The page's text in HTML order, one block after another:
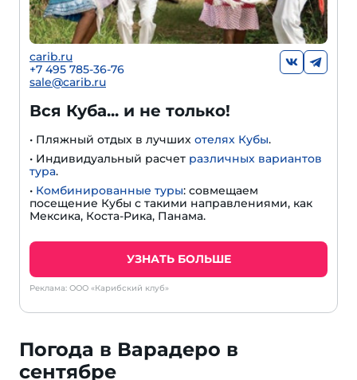
carib.ru
+7 495 785-36-76
sale@carib.ru
Вся Куба... и не только!
• Пляжный отдых в лучших отелях Кубы.
• Индивидуальный расчет различных вариантов
тура.
• Комбинированные туры: совмещаем
посещение Кубы с такими направлениями, как
Мексика, Коста-Рика, Панама.
УЗНАТЬ БОЛЬШЕ
Реклама: ООО «Карибский клуб»
Погода в Варадеро в
сентябре